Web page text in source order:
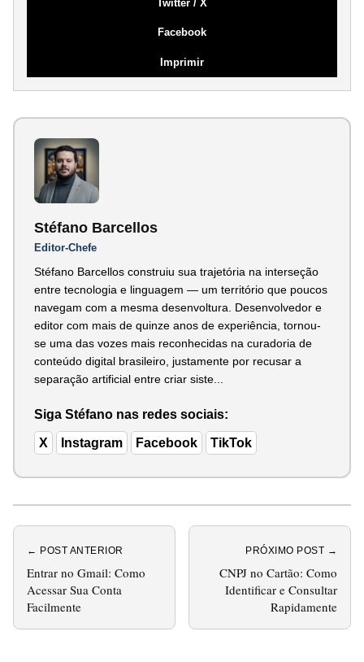
Twitter / X
Facebook
Imprimir
Stéfano Barcellos
Editor-Chefe
Stéfano Barcellos construiu sua trajetória na interseção
entre tecnologia e linguagem — um território que poucos
navegam com a mesma desenvoltura. Desenvolvedor e
editor com mais de quinze anos de experiência, tornou-
se uma das vozes mais reconhecidas na curadoria de
conteúdo digital brasileiro, justamente por recusar a
separação artificial entre criar siste...
Siga Stéfano nas redes sociais:
X Instagram Facebook TikTok
← POST ANTERIOR
Entrar no Gmail: Como
Acessar Sua Conta
Facilmente
PRÓXIMO POST →
CNPJ no Cartão: Como
Identificar e Consultar
Rapidamente